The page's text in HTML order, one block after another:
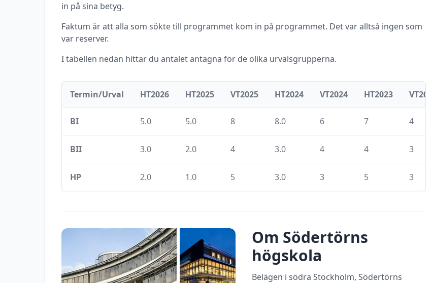
in på sina betyg.
Faktum är att alla som sökte till programmet kom in på programmet. Det var alltså ingen som
var reserver.
I tabellen nedan hittar du antalet antagna för de olika urvalsgrupperna.
Termin/Urval HT2026 HT2025 VT2025 HT2024 VT2024 HT2023 VT2023
BI 5.0 5.0 8 8.0 6 7 4
BII 3.0 2.0 4 3.0 4 4 3
HP 2.0 1.0 5 3.0 3 5 3
Om Södertörns
högskola
Belägen i södra Stockholm, Södertörns